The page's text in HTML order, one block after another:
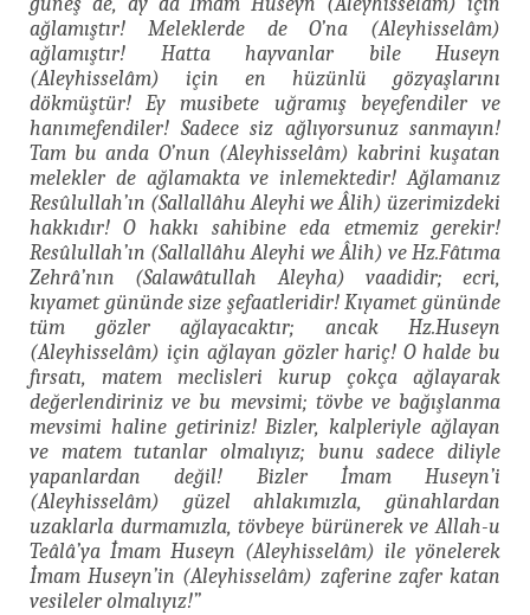
ağlamıştır! Meleklerde de O’na (Aleyhisselâm)
ağlamıştır! Hatta hayvanlar bile Huseyn
(Aleyhisselâm) için en hüzünlü gözyaşlarını
dökmüştür! Ey musibete uğramış beyefendiler ve
hanımefendiler! Sadece siz ağlıyorsunuz sanmayın!
Tam bu anda O’nun (Aleyhisselâm) kabrini kuşatan
melekler de ağlamakta ve inlemektedir! Ağlamanız
Resûlullah’ın (Sallallâhu Aleyhi we Âlih) üzerimizdeki
hakkıdır! O hakkı sahibine eda etmemiz gerekir!
Resûlullah’ın (Sallallâhu Aleyhi we Âlih) ve Hz.Fâtıma
Zehrâ’nın (Salawâtullah Aleyha) vaadidir; ecri,
kıyamet gününde size şefaatleridir! Kıyamet gününde
tüm gözler ağlayacaktır; ancak Hz.Huseyn
(Aleyhisselâm) için ağlayan gözler hariç! O halde bu
fırsatı, matem meclisleri kurup çokça ağlayarak
değerlendiriniz ve bu mevsimi; tövbe ve bağışlanma
mevsimi haline getiriniz! Bizler, kalpleriyle ağlayan
ve matem tutanlar olmalıyız; bunu sadece diliyle
yapanlardan değil! Bizler İmam Huseyn’i
(Aleyhisselâm) güzel ahlakımızla, günahlardan
uzaklarla durmamızla, tövbeye bürünerek ve Allah-u
Teâlâ’ya İmam Huseyn (Aleyhisselâm) ile yönelerek
İmam Huseyn’in (Aleyhisselâm) zaferine zafer katan
vesileler olmalıyız!”